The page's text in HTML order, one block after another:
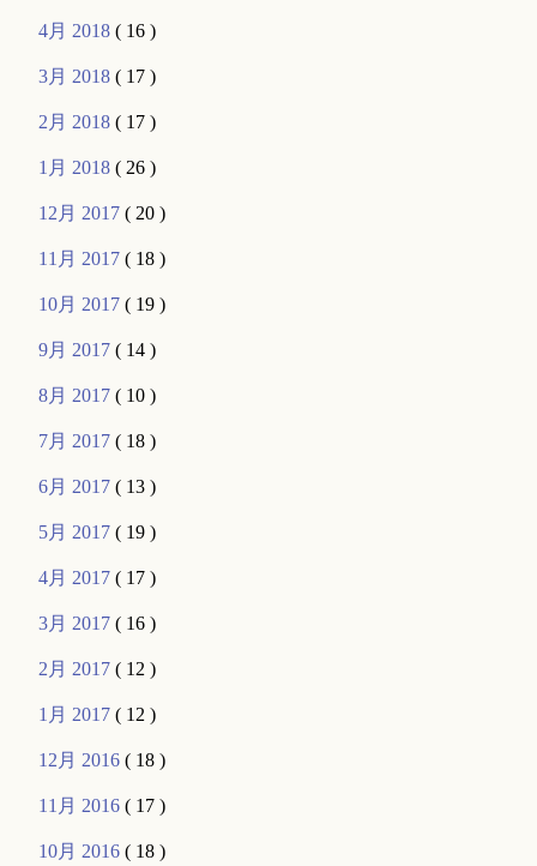
4月 2018( 16 )
3月 2018( 17 )
2月 2018( 17 )
1月 2018( 26 )
12月 2017( 20 )
11月 2017( 18 )
10月 2017( 19 )
9月 2017( 14 )
8月 2017( 10 )
7月 2017( 18 )
6月 2017( 13 )
5月 2017( 19 )
4月 2017( 17 )
3月 2017( 16 )
2月 2017( 12 )
1月 2017( 12 )
12月 2016( 18 )
11月 2016( 17 )
10月 2016( 18 )